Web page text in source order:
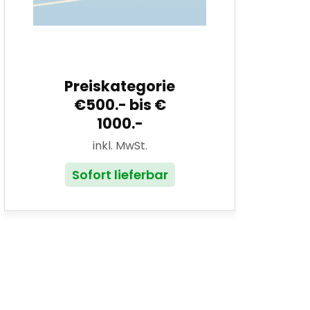
Preiskategorie
€500.- bis €
1000.-
inkl. MwSt.
Sofort lieferbar